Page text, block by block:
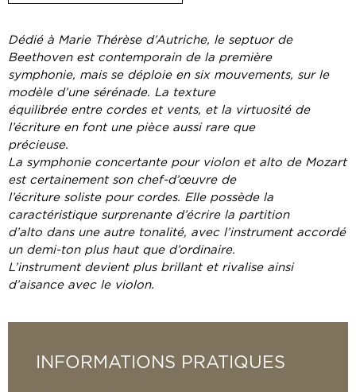
Dédié à Marie Thérèse d’Autriche, le septuor de
Beethoven est contemporain de la première
symphonie, mais se déploie en six mouvements, sur le
modèle d’une sérénade. La texture
équilibrée entre cordes et vents, et la virtuosité de
l’écriture en font une pièce aussi rare que
précieuse.
La symphonie concertante pour violon et alto de Mozart
est certainement son chef-d’œuvre de
l’écriture soliste pour cordes. Elle possède la
caractéristique surprenante d’écrire la partition
d’alto dans une autre tonalité, avec l’instrument accordé
un demi-ton plus haut que d’ordinaire.
L’instrument devient plus brillant et rivalise ainsi
d’aisance avec le violon.
INFORMATIONS PRATIQUES